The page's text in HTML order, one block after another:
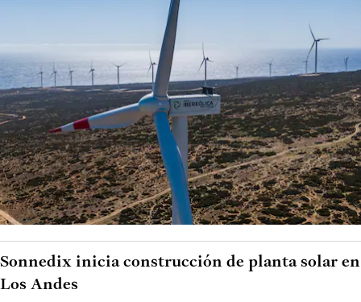
Sonnedix inicia construcción de planta solar en
Los Andes